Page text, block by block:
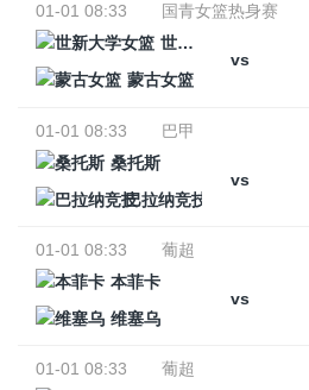
01-01 08:33
国青女篮热身赛
世新大学女篮
vs
蒙古女篮
01-01 08:33
巴甲
桑托斯
vs
巴拉纳竞技
01-01 08:33
葡超
本菲卡
vs
维塞乌
01-01 08:33
葡超